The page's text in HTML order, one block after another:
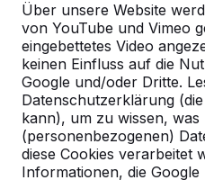
Über unsere Website
von YouTube und Vimeo
eingebettetes Video
keinen Einfluss auf die
Google und/oder Dritte.
Datenschutzerklärung
kann), um zu wissen, was
(personenbezogenen)
diese Cookies verarbeitet
Informationen, die
Referenzen
Unsere Produkte finden
und darüber hinaus.